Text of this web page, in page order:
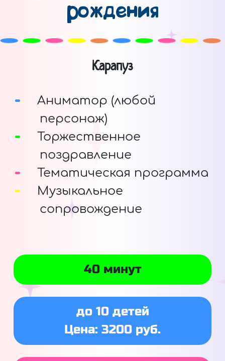
рождения
Карапуз
Аниматор (любой
персонаж)
Торжественное
поздравление
Тематическая программа
Музыкальное
сопровождение
40 минут
до 10 детей
Цена: 3200 руб.